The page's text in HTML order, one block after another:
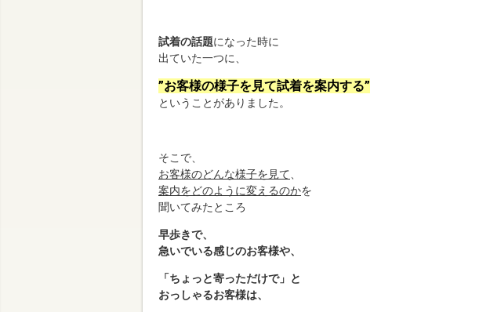
試着の話題になった時に
出ていた一つに、
”お客様の様子を見て試着を案内する”
ということがありました。
そこで、
お客様のどんな様子を見て
案内をどのように変えるのかを
聞いてみたところ
早歩きで、
急いでいる感じのお客様や、
「ちょっと寄っただけで」と
おっしゃるお客様は、